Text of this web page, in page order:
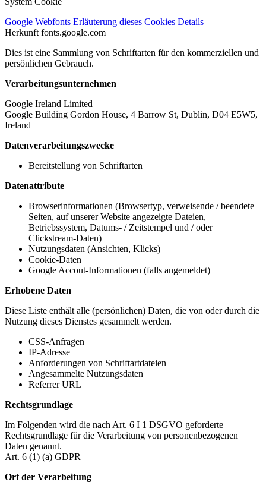
Google Webfonts Erläuterung dieses Cookies Details
Herkunft fonts.google.com
Dies ist eine Sammlung von Schriftarten für den kommerziellen und
persönlichen Gebrauch.
Verarbeitungsunternehmen
Google Ireland Limited
Google Building Gordon House, 4 Barrow St, Dublin, D04 E5W5,
Ireland
Datenverarbeitungszwecke
Bereitstellung von Schriftarten
Datenattribute
Browserinformationen (Browsertyp, verweisende / beendete
Seiten, auf unserer Website angezeigte Dateien,
Betriebssystem, Datums- / Zeitstempel und / oder
Clickstream-Daten)
Nutzungsdaten (Ansichten, Klicks)
Cookie-Daten
Google Accout-Informationen (falls angemeldet)
Erhobene Daten
Diese Liste enthält alle (persönlichen) Daten, die von oder durch die
Nutzung dieses Dienstes gesammelt werden.
CSS-Anfragen
IP-Adresse
Anforderungen von Schriftartdateien
Angesammelte Nutzungsdaten
Referrer URL
Rechtsgrundlage
Im Folgenden wird die nach Art. 6 I 1 DSGVO geforderte
Rechtsgrundlage für die Verarbeitung von personenbezogenen
Daten genannt.
Art. 6 (1) (a) GDPR
Ort der Verarbeitung